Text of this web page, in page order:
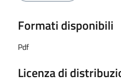
Formati disponibili
Pdf
Licenza di